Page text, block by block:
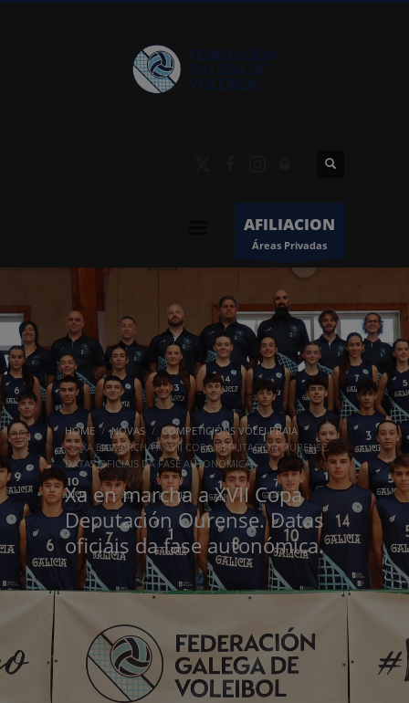
AFILIACION
Áreas Privadas
HOME NOVAS
COMPETICIÓNS VÓLEI PRAIA
XA EN MARCHA A XVII COPA DEPUTACIÓN OURENSE.
DATAS OFICIAIS DA FASE AUTONÓMICA.
Xa en marcha a XVII Copa
Deputación Ourense. Datas
oficiais da fase autonómica.